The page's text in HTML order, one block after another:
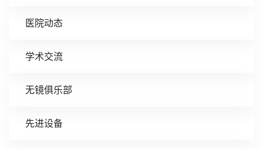
医院动态
学术交流
无镜俱乐部
先进设备